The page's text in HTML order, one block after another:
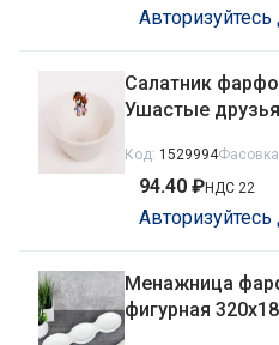
Авторизуйтесь
Салатник
Ушастые
Код: 1529994Фасовка
94.40 ₽НДС 22
Авторизуйтесь
Менажница
фигурная